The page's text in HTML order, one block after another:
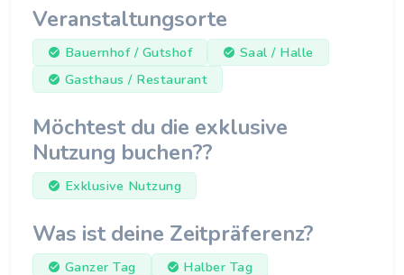
Veranstaltungsorte
Bauernhof / Gutshof
Saal / Halle
Gasthaus / Restaurant
Möchtest du die exklusive
Nutzung buchen??
Exklusive Nutzung
Was ist deine Zeitpräferenz?
Ganzer Tag Halber Tag